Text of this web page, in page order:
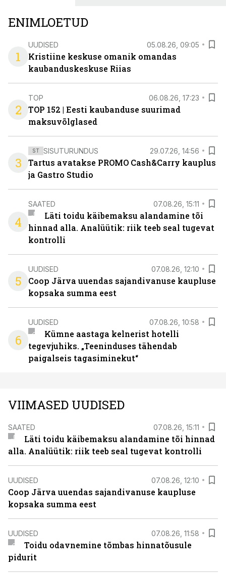
ENIMLOETUD
1
UUDISED 05.08.26, 09:05
Kristiine keskuse omanik omandas
kaubanduskeskuse Riias
2
TOP 06.08.26, 17:23
TOP 152 | Eesti kaubanduse suurimad
maksuvõlglased
3
ST SISUTURUNDUS 29.07.26, 14:56
Tartus avatakse PROMO Cash&Carry kauplus
ja Gastro Studio
4
SAATED 07.08.26, 15:11
Läti toidu käibemaksu alandamine tõi
hinnad alla. Analüütik: riik teeb seal tugevat
kontrolli
5
UUDISED 07.08.26, 12:10
Coop Järva uuendas sajandivanuse kaupluse
kopsaka summa eest
6
UUDISED 07.08.26, 10:58
Kümne aastaga kelnerist hotelli
tegevjuhiks. „Teeninduses tähendab
paigalseis tagasiminekut“
VIIMASED UUDISED
SAATED 07.08.26, 15:11
Läti toidu käibemaksu alandamine tõi hinnad
alla. Analüütik: riik teeb seal tugevat kontrolli
UUDISED 07.08.26, 12:10
Coop Järva uuendas sajandivanuse kaupluse
kopsaka summa eest
UUDISED 07.08.26, 11:58
Toidu odavnemine tõmbas hinnatõusule
pidurit